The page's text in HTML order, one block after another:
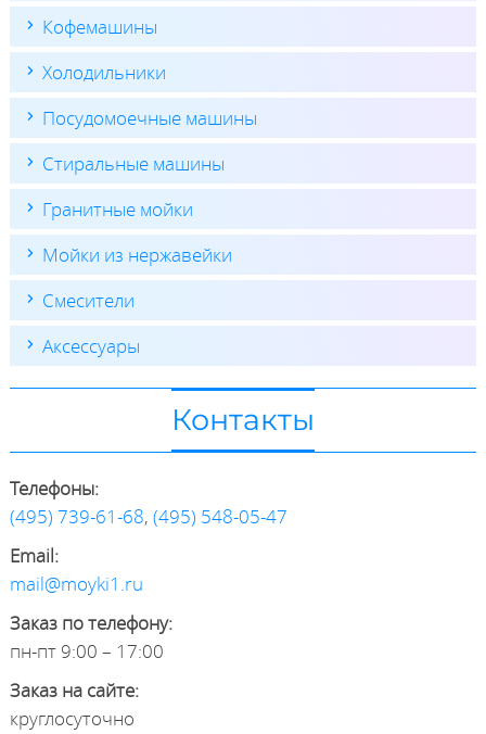
Кофемашины
Холодильники
Посудомоечные машины
Стиральные машины
Гранитные мойки
Мойки из нержавейки
Смесители
Аксессуары
Контакты
Телефоны:
(495) 739-61-68, (495) 548-05-47
Email:
mail@moyki1.ru
Заказ по телефону:
пн-пт 9:00 – 17:00
Заказ на сайте:
круглосуточно